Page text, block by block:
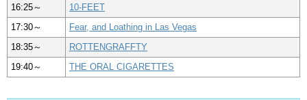
16:25～
10-FEET
17:30～
Fear, and Loathing in Las Vegas
18:35～
ROTTENGRAFFTY
19:40～
THE ORAL CIGARETTES